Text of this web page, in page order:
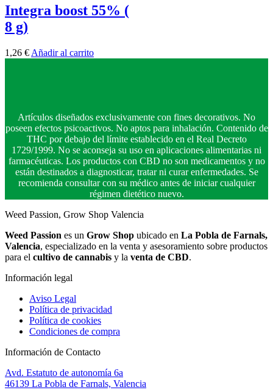
Integra boost 55% (
8 g)
1,26 € Añadir al carrito
Artículos diseñados exclusivamente con fines decorativos. No
poseen efectos psicoactivos. No aptos para inhalación. Contenido de
THC por debajo del límite establecido en el Real Decreto
1729/1999. No se aconseja su uso en aplicaciones alimentarias ni
farmacéuticas. Los productos con CBD no son medicamentos y no
están destinados a diagnosticar, tratar ni curar enfermedades. Se
recomienda consultar con su médico antes de iniciar cualquier
régimen dietético nuevo.
Weed Passion, Grow Shop Valencia
Weed Passion es un Grow Shop ubicado en La Pobla de Farnals,
Valencia, especializado en la venta y asesoramiento sobre productos
para el cultivo de cannabis y la venta de CBD.
Información legal
Aviso Legal
Política de privacidad
Política de cookies
Condiciones de compra
Información de Contacto
Avd. Estatuto de autonomía 6a
46139 La Pobla de Farnals, Valencia